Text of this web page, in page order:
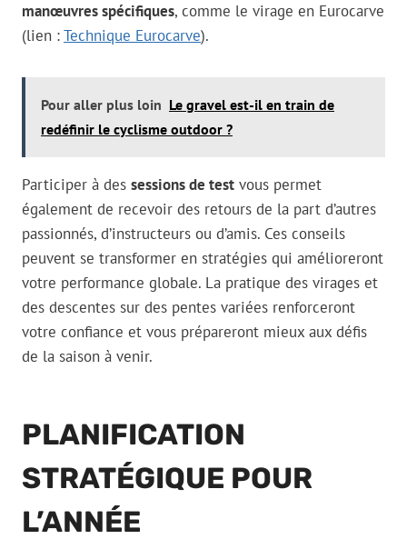
manœuvres spécifiques, comme le virage en Eurocarve
(lien :Technique Eurocarve).
Pour aller plus loin Le gravel est-il en train de
redéfinir le cyclisme outdoor ?
Participer à des sessions de test vous permet
également de recevoir des retours de la part d’autres
passionnés, d’instructeurs ou d’amis. Ces conseils
peuvent se transformer en stratégies qui amélioreront
votre performance globale. La pratique des virages et
des descentes sur des pentes variées renforceront
votre confiance et vous prépareront mieux aux défis
de la saison à venir.
PLANIFICATION
STRATÉGIQUE POUR
L’ANNÉE